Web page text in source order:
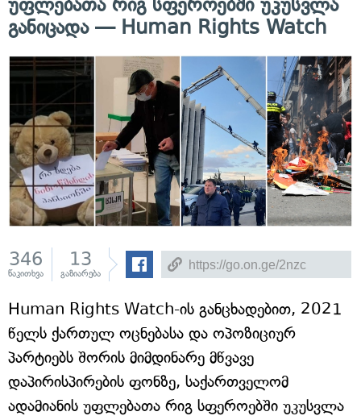
განიცადა — Human Rights Watch
346
წაკითხვა
13
გაზიარება
Human Rights Watch-ის განცხადებით, 2021
წელს ქართულ ოცნებასა და ოპოზიციურ
პარტიებს შორის მიმდინარე მწვავე
დაპირისპირების ფონზე, საქართველომ
ადამიანის უფლებათა რიგ სფეროებში უკუსვლა